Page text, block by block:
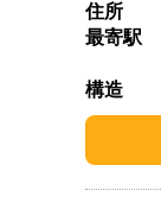
住所
最寄駅
構造